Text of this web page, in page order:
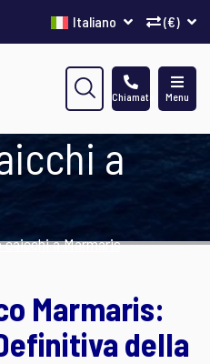
(€)
Italiano
Menu
Chiamata
a
caicchi a Marmaris
Marmaris:
della